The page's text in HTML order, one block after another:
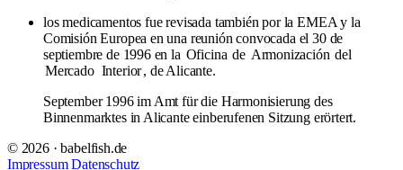
los medicamentos fue revisada también por la EMEA y la
Comisión Europea en una reunión convocada el 30 de
septiembre de 1996 en la Oficina de Armonización del
Mercado Interior, de Alicante.
September 1996 im Amt für die Harmonisierung des
Binnenmarktes in Alicante einberufenen Sitzung erörtert.
© 2026 · babelfish.de
Impressum Datenschutz